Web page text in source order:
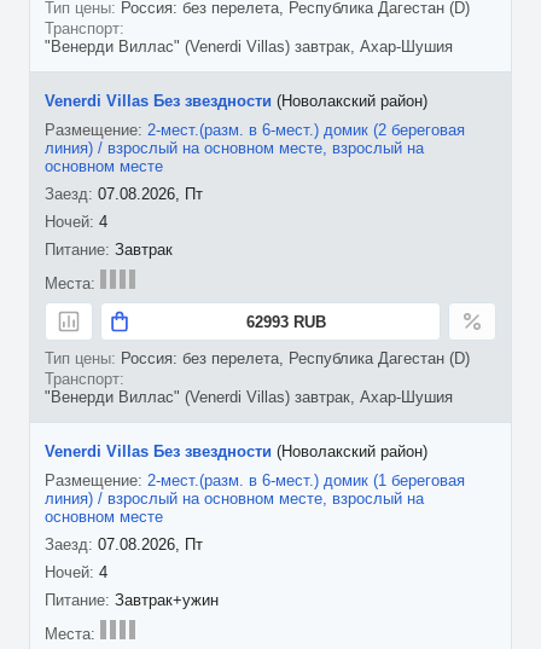
Россия: без перелета, Республика Дагестан (D)
"Венерди Виллас" (Venerdi Villas) завтрак, Ахар-Шушия
07.08.2026, Пт
4
Venerdi Villas Без звездности (Новолакский район)
2-мест.(разм. в 6-мест.) домик (2 береговая
линия) / взрослый на основном месте, взрослый на
основном месте
Завтрак
62993 RUB
Россия: без перелета, Республика Дагестан (D)
"Венерди Виллас" (Venerdi Villas) завтрак, Ахар-Шушия
07.08.2026, Пт
4
Venerdi Villas Без звездности (Новолакский район)
2-мест.(разм. в 6-мест.) домик (1 береговая
линия) / взрослый на основном месте, взрослый на
основном месте
Завтрак+ужин